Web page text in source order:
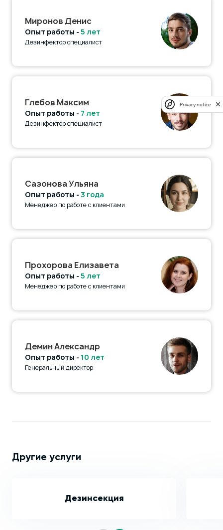
Миронов Денис
Опыт работы - 5 лет
Дезинфектор специалист
Глебов Максим
Опыт работы - 7 лет
Дезинфектор специалист
Сазонова Ульяна
Опыт работы - 3 года
Менеджер по работе с клиентами
Прохорова Елизавета
Опыт работы - 5 лет
Менеджер по работе с клиентами
Демин Александр
Опыт работы - 10 лет
Генеральный директор
Другие услуги
Дезинсекция
Privacy notice